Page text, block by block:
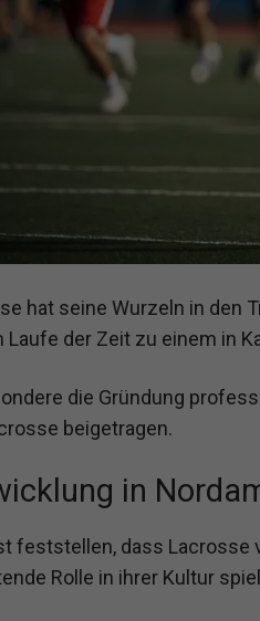
hat seine Wurzeln in den
Laufe der Zeit zu einem in
die Gründung
beigetragen.
in
feststellen, dass Lacrosse
Rolle in ihrer Kultur